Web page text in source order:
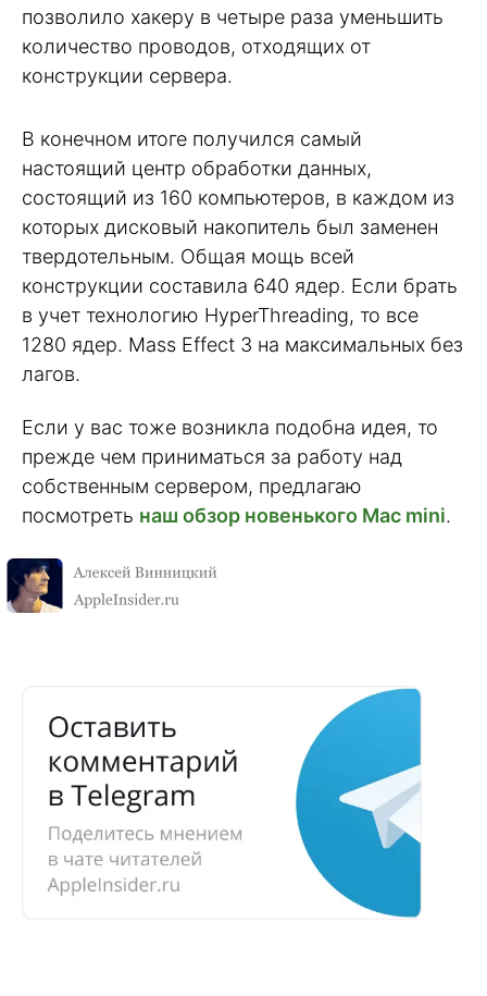
позволило хакеру в четыре раза уменьшить
количество проводов, отходящих от
конструкции сервера.
В конечном итоге получился самый
настоящий центр обработки данных,
состоящий из 160 компьютеров, в каждом из
которых дисковый накопитель был заменен
твердотельным. Общая мощь всей
конструкции составила 640 ядер. Если брать
в учет технологию HyperThreading, то все
1280 ядер. Mass Effect 3 на максимальных без
лагов.
Если у вас тоже возникла подобна идея, то
прежде чем приниматься за работу над
собственным сервером, предлагаю
посмотреть наш обзор новенького Mac mini.